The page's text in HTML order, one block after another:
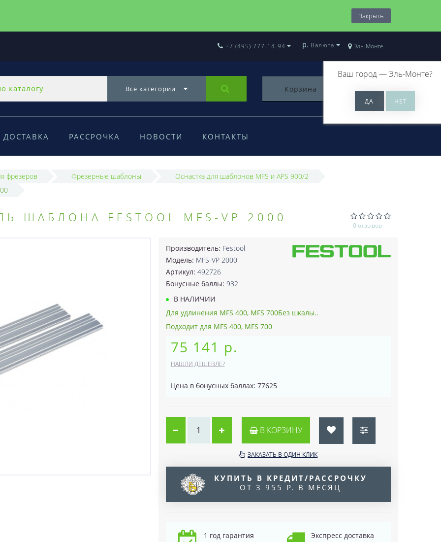
Закрыть
Эль-Монте
Ваш город —Эль-Монте?
+7 (495) 777-14-94 р. Валюта
Все категории Корзина 0
ДОСТАВКА РАССРОЧКА НОВОСТИ КОНТАКТЫ
фрезеров Фрезерные шаблоны
Оснастка для шаблонов MFS и APS 900/2
ШАБЛОНА FESTOOL MFS-VP 2000
0 отзывов
Производитель: Festool
Модель: MFS-VP 2000
Артикул: 492726
Бонусные баллы: 932
В НАЛИЧИИ
Для удлинения MFS 400, MFS 700Без шкалы..
Подходит для MFS 400, MFS 700
75 141 р.
НАШЛИ ДЕШЕВЛЕ?
Цена в бонусных баллах: 77625
В КОРЗИНУ
ЗАКАЗАТЬ В ОДИН КЛИК
КУПИТЬ В КРЕДИТ/РАССРОЧКУ
ОТ 3 955 Р. В МЕСЯЦ
1 год гарантия
Экспресс доставка